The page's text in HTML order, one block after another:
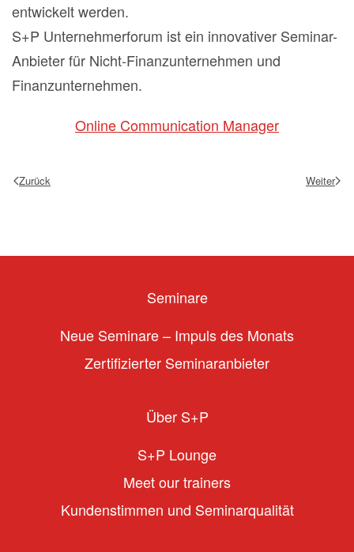
entwickelt werden.
S+P Unternehmerforum ist ein innovativer Seminar-
Anbieter für Nicht-Finanzunternehmen und
Finanzunternehmen.
Online Communication Manager
Zurück Weiter
Seminare
Neue Seminare – Impuls des Monats
Zertifizierter Seminaranbieter
Über S+P
S+P Lounge
Meet our trainers
Kundenstimmen und Seminarqualität